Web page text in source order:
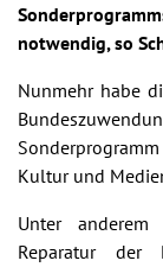
notwendig, so
Nunmehr habe
Kultur und
Unter
Reparatur der